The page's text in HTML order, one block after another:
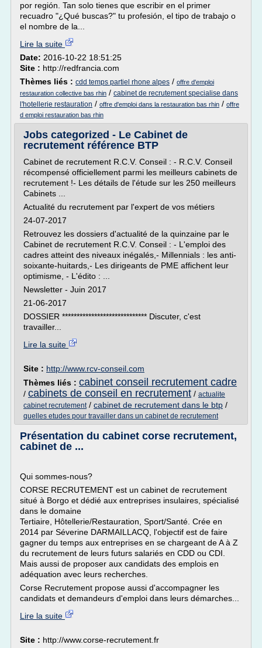
por región. Tan solo tienes que escribir en el primer
recuadro "¿Qué buscas?" tu profesión, el tipo de trabajo o
el nombre de la...
Lire la suite
Date: 2016-10-22 18:51:25
Site : http://redfrancia.com
Thèmes liés : cdd temps partiel rhone alpes / offre d'emploi
restauration collective bas rhin / cabinet de recrutement specialise dans
l'hotellerie restauration / offre d'emploi dans la restauration bas rhin / offre
d emploi restauration bas rhin
Jobs categorized - Le Cabinet de
recrutement référence BTP
Cabinet de recrutement R.C.V. Conseil : - R.C.V. Conseil
récompensé officiellement parmi les meilleurs cabinets de
recrutement !- Les détails de l'étude sur les 250 meilleurs
Cabinets ...
Actualité du recrutement par l'expert de vos métiers
24-07-2017
Retrouvez les dossiers d'actualité de la quinzaine par le
Cabinet de recrutement R.C.V. Conseil : - L'emploi des
cadres atteint des niveaux inégalés,- Millennials : les anti-
soixante-huitards,- Les dirigeants de PME affichent leur
optimisme, - L'édito : ...
Newsletter - Juin 2017
21-06-2017
DOSSIER ***************************** Discuter, c'est
travailler...
Lire la suite
Site : http://www.rcv-conseil.com
Thèmes liés : cabinet conseil recrutement cadre
/ cabinets de conseil en recrutement / actualite
cabinet recrutement/ cabinet de recrutement dans le btp /
quelles etudes pour travailler dans un cabinet de recrutement
Présentation du cabinet corse recrutement,
cabinet de ...
Qui sommes-nous?
CORSE RECRUTEMENT est un cabinet de recrutement
situé à Borgo et dédié aux entreprises insulaires, spécialisé
dans le domaine
Tertiaire, Hôtellerie/Restauration, Sport/Santé. Crée en
2014 par Séverine DARMAILLACQ, l'objectif est de faire
gagner du temps aux entreprises en se chargeant de A à Z
du recrutement de leurs futurs salariés en CDD ou CDI.
Mais aussi de proposer aux candidats des emplois en
adéquation avec leurs recherches.
Corse Recrutement propose aussi d'accompagner les
candidats et demandeurs d'emploi dans leurs démarches...
Lire la suite
Site : http://www.corse-recrutement.fr